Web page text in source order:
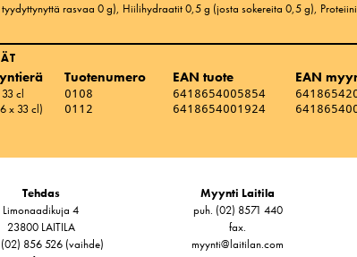
rasvaa 0 g), Hiilihydraatit 0,5 g (josta sokereita 0,5 g),
Tuotenumero EAN tuote EAN
cl 0108 6418654005854
x 33 cl) 0112 6418654001924
Tehdas
Limonaadikuja 4
23800 LAITILA
856 526 (vaihde)
Myynti Laitila
puh. (02) 8571 440
fax.
myynti@laitilan.com